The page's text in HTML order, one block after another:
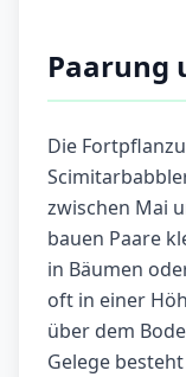
Paarung
Die
zwischen Mai
bauen Paare
in Bäumen
oft in einer
über dem
Gelege